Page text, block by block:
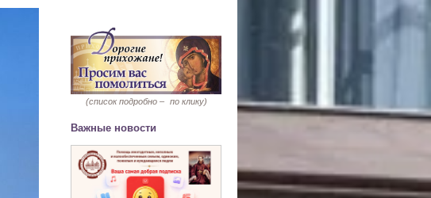
(список подробно – по клику)
Важные новости